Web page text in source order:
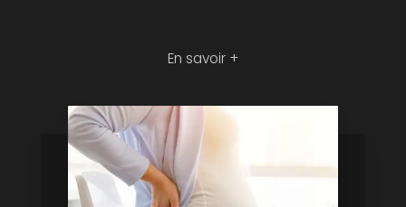
En savoir +